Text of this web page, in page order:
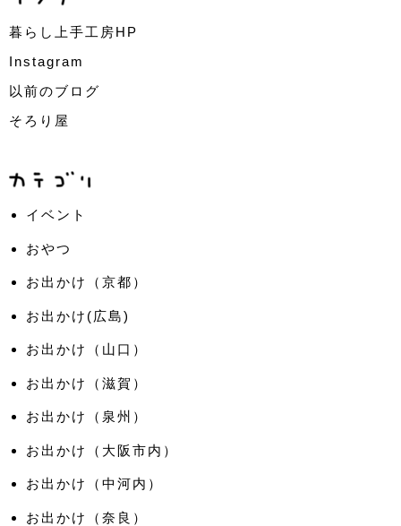
暮らし上手工房HP
Instagram
以前のブログ
そろり屋
イベント
おやつ
お出かけ（京都）
お出かけ(広島)
お出かけ（山口）
お出かけ（滋賀）
お出かけ（泉州）
お出かけ（大阪市内）
お出かけ（中河内）
お出かけ（奈良）